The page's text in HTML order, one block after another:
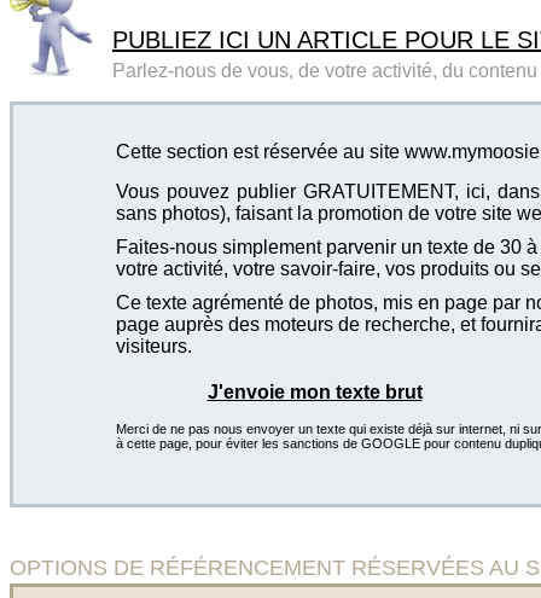
PUBLIEZ ICI UN ARTICLE POUR LE
Parlez-nous de vous, de votre activité, du
Cette section est réservée au site
Vous pouvez publier GRATUITEMENT, ici,
sans photos), faisant la promotion de votre site
Faites-nous simplement parvenir un texte de 30
votre activité, votre savoir-faire, vos produits ou
Ce texte agrémenté de photos, mis en page par
page auprès des moteurs de recherche, et
visiteurs.
J'envoie mon texte brut
Merci de ne pas nous envoyer un texte qui existe déjà sur internet, ni
à cette page, pour éviter les sanctions de GOOGLE pour contenu
OPTIONS DE RÉFÉRENCEMENT RÉSERVÉES AU